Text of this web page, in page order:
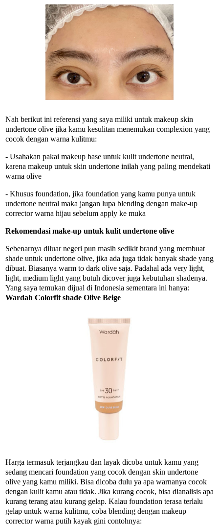
Nah berikut ini referensi yang saya miliki untuk makeup skin
undertone olive jika kamu kesulitan menemukan complexion yang
cocok dengan warna kulitmu:
- Usahakan pakai makeup base untuk kulit undertone neutral,
karena makeup untuk skin undertone inilah yang paling mendekati
warna olive
- Khusus foundation, jika foundation yang kamu punya untuk
undertone neutral maka jangan lupa blending dengan make-up
corrector warna hijau sebelum apply ke muka
Rekomendasi make-up untuk kulit undertone olive
Sebenarnya diluar negeri pun masih sedikit brand yang membuat
shade untuk undertone olive, jika ada juga tidak banyak shade yang
dibuat. Biasanya warm to dark olive saja. Padahal ada very light,
light, medium light yang butuh dicover juga kebutuhan shadenya.
Yang saya temukan dijual di Indonesia sementara ini hanya:
Wardah Colorfit shade Olive Beige
Harga termasuk terjangkau dan layak dicoba untuk kamu yang
sedang mencari foundation yang cocok dengan skin undertone
olive yang kamu miliki. Bisa dicoba dulu ya apa warnanya cocok
dengan kulit kamu atau tidak. Jika kurang cocok, bisa dianalisis apa
kurang terang atau kurang gelap. Kalau foundation terasa terlalu
gelap untuk warna kulitmu, coba blending dengan makeup
corrector warna putih kayak gini contohnya: